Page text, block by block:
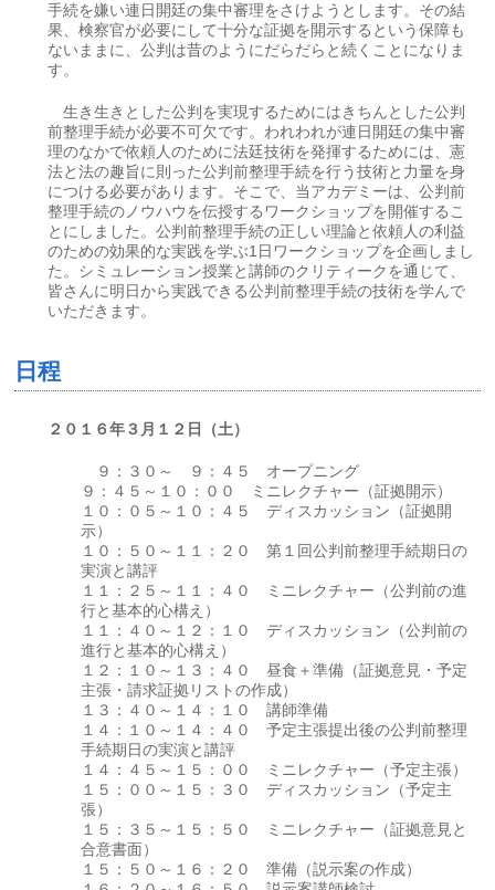
手続を嫌い連日開廷の集中審理をさけようとします。その結
果、検察官が必要にして十分な証拠を開示するという保障も
ないままに、公判は昔のようにだらだらと続くことになりま
す。
生き生きとした公判を実現するためにはきちんとした公判
前整理手続が必要不可欠です。われわれが連日開廷の集中審
理のなかで依頼人のために法廷技術を発揮するためには、憲
法と法の趣旨に則った公判前整理手続を行う技術と力量を身
につける必要があります。そこで、当アカデミーは、公判前
整理手続のノウハウを伝授するワークショップを開催するこ
とにしました。公判前整理手続の正しい理論と依頼人の利益
のための効果的な実践を学ぶ1日ワークショップを企画しまし
た。シミュレーション授業と講師のクリティークを通じて、
皆さんに明日から実践できる公判前整理手続の技術を学んで
いただきます。
日程
２０１６年３月１２日（土）
９：３０～ ９：４５ オープニング
９：４５～１０：００ ミニレクチャー（証拠開示）
１０：０５～１０：４５ ディスカッション（証拠開
示）
１０：５０～１１：２０ 第１回公判前整理手続期日の
実演と講評
１１：２５～１１：４０ ミニレクチャー（公判前の進
行と基本的心構え）
１１：４０～１２：１０ ディスカッション（公判前の
進行と基本的心構え）
１２：１０～１３：４０ 昼食＋準備（証拠意見・予定
主張・請求証拠リストの作成）
１３：４０～１４：１０ 講師準備
１４：１０～１４：４０ 予定主張提出後の公判前整理
手続期日の実演と講評
１４：４５～１５：００ ミニレクチャー（予定主張）
１５：００～１５：３０ ディスカッション（予定主
張）
１５：３５～１５：５０ ミニレクチャー（証拠意見と
合意書面）
１５：５０～１６：２０ 準備（説示案の作成）